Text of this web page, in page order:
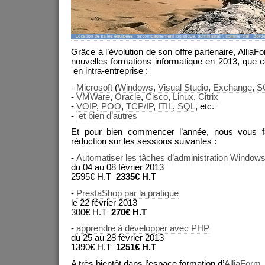
Grâce à l’évolution de son offre partenaire,
nouvelles formations informatique en 2013, que
en intra-entreprise :
- Microsoft (Windows, Visual Studio, Exchange,
- VMWare, Oracle, Cisco, Linux, Citrix
- VOIP, POO, TCP/IP, ITIL, SQL, etc.
- et bien d’autres
Et pour bien commencer l’année, nous vous
réduction sur les sessions suivantes :
- Automatiser les tâches d’administration
du 04 au 08 février 2013
2595€ H.T 2335€ H.T
- PrestaShop par la pratique
le 22 février 2013
300€ H.T 270€ H.T
- apprendre à développer avec PHP
du 25 au 28 février 2013
1390€ H.T 1251€ H.T